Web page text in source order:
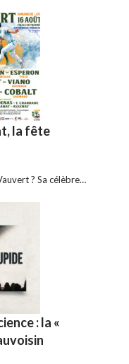
la fête
? Sa célèbre…
: la «